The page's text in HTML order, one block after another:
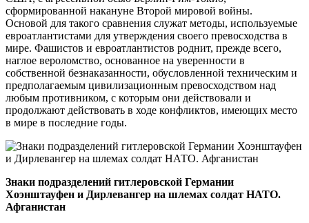
сформированной накануне Второй мировой войны.
Основой для такого сравнения служат методы, используемые
евроатлантистами для утверждения своего превосходства в
мире. Фашистов и евроатлантистов роднит, прежде всего,
наглое вероломство, основанное на уверенности в
собственной безнаказанности, обусловленной техническим и
предполагаемым цивилизационным превосходством над
любым противником, с которым они действовали и
продолжают действовать в ходе конфликтов, имеющих место
в мире в последние годы.
Знаки подразделений гитлеровской Германии
Хоэнштауфен и Дирлевангер на шлемах солдат НАТО.
Афганистан